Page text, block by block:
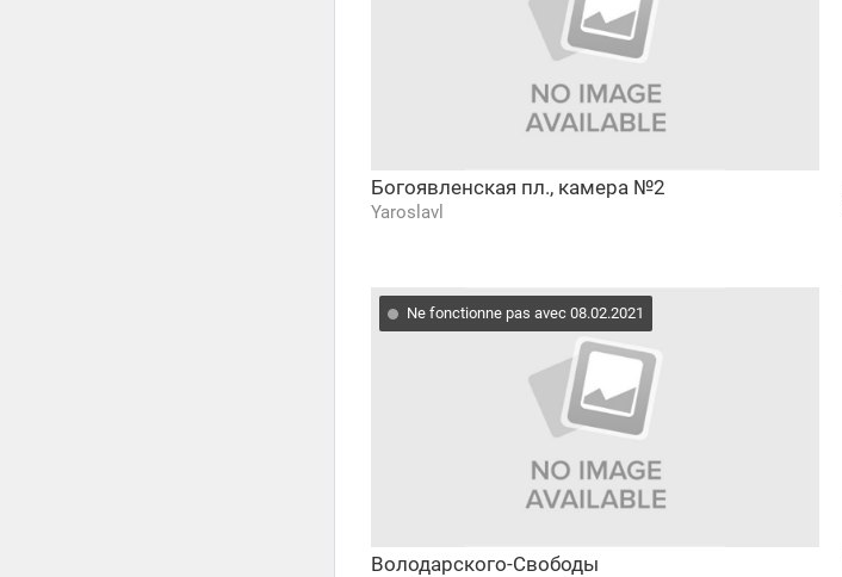
Богоявленская пл., камера №2
Yaroslavl
Ne fonctionne pas avec 08.02.2021
Володарского-Свободы